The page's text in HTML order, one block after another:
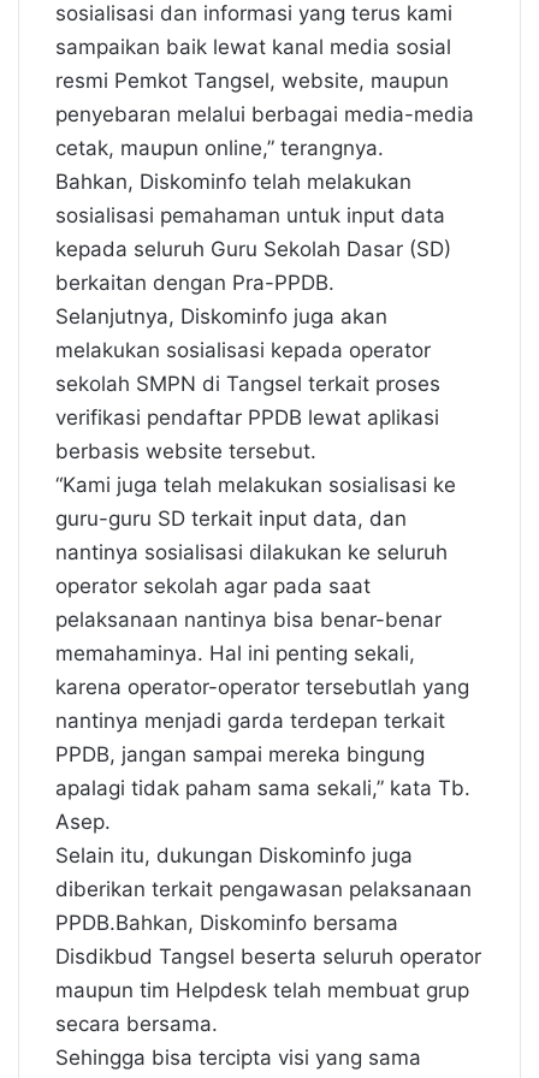
sosialisasi dan informasi yang terus kami
sampaikan baik lewat kanal media sosial
resmi Pemkot Tangsel, website, maupun
penyebaran melalui berbagai media-media
cetak, maupun online,” terangnya.
Bahkan, Diskominfo telah melakukan
sosialisasi pemahaman untuk input data
kepada seluruh Guru Sekolah Dasar (SD)
berkaitan dengan Pra-PPDB.
Selanjutnya, Diskominfo juga akan
melakukan sosialisasi kepada operator
sekolah SMPN di Tangsel terkait proses
verifikasi pendaftar PPDB lewat aplikasi
berbasis website tersebut.
“Kami juga telah melakukan sosialisasi ke
guru-guru SD terkait input data, dan
nantinya sosialisasi dilakukan ke seluruh
operator sekolah agar pada saat
pelaksanaan nantinya bisa benar-benar
memahaminya. Hal ini penting sekali,
karena operator-operator tersebutlah yang
nantinya menjadi garda terdepan terkait
PPDB, jangan sampai mereka bingung
apalagi tidak paham sama sekali,” kata Tb.
Asep.
Selain itu, dukungan Diskominfo juga
diberikan terkait pengawasan pelaksanaan
PPDB.Bahkan, Diskominfo bersama
Disdikbud Tangsel beserta seluruh operator
maupun tim Helpdesk telah membuat grup
secara bersama.
Sehingga bisa tercipta visi yang sama